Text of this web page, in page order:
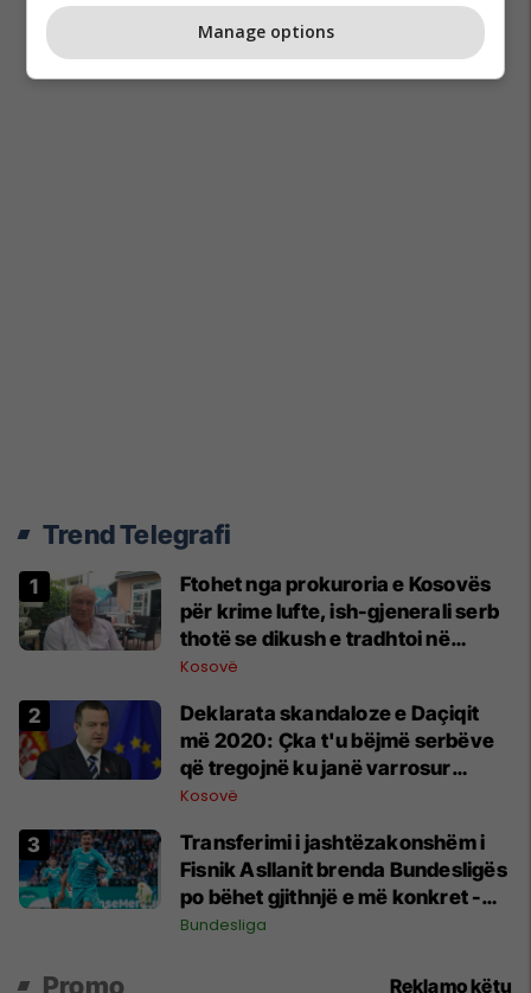
Trend Telegrafi
Ftohet nga prokuroria e Kosovës
për krime lufte, ish-gjenerali serb
thotë se dikush e tradhtoi në
Beograd
Kosovë
​Deklarata skandaloze e Daçiqit
më 2020: Çka t'u bëjmë serbëve
që tregojnë ku janë varrosur
shqiptarët në Serbi
Kosovë
Transferimi i jashtëzakonshëm i
Fisnik Asllanit brenda Bundesligës
po bëhet gjithnjë e më konkret -
detajet e fundit
Bundesliga
Promo Reklamo këtu
Manage options